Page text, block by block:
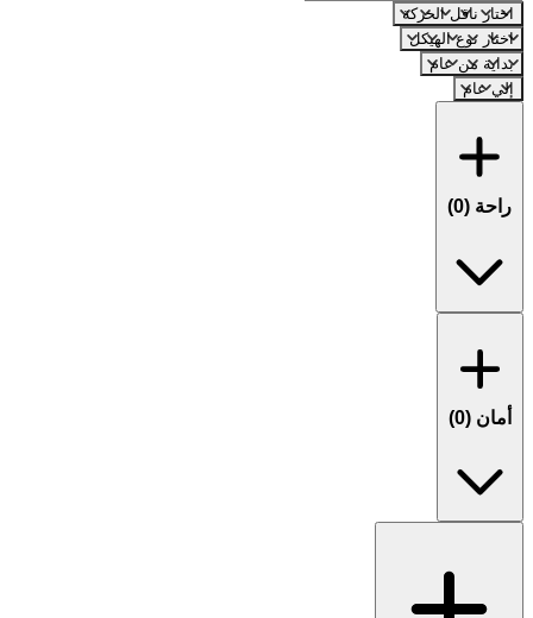
اختار ناقل الحركة
اختار نوع الهيكل
بداية من عام
إلي عام
راحة (0
)
أمان (0
)